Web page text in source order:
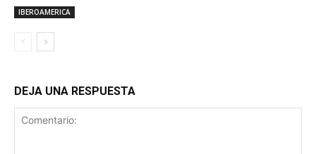
IBEROAMERICA
DEJA UNA RESPUESTA